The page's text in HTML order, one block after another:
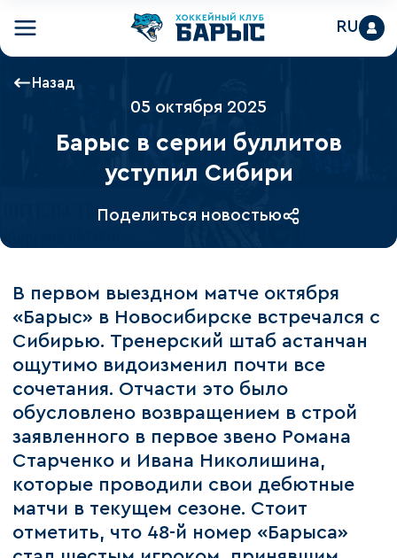
RU
Назад
05 октября 2025
Барыс в серии буллитов
уступил Сибири
Поделиться новостью
В первом выездном матче октября
«Барыс» в Новосибирске встречался с
Сибирью. Тренерский штаб астанчан
ощутимо видоизменил почти все
сочетания. Отчасти это было
обусловлено возвращением в строй
заявленного в первое звено Романа
Старченко и Ивана Николишина,
которые проводили свои дебютные
матчи в текущем сезоне. Стоит
отметить, что 48-й номер «Барыса»